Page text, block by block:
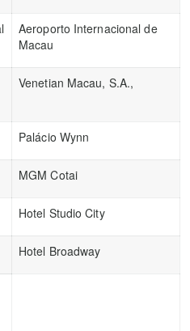
Aeroporto Internacional de
Macau
Venetian Macau, S.A.,
Palácio Wynn
MGM Cotai
Hotel Studio City
Hotel Broadway